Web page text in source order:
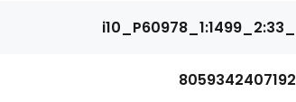
i10_P60978_1:1499_2:33_
8059342407192